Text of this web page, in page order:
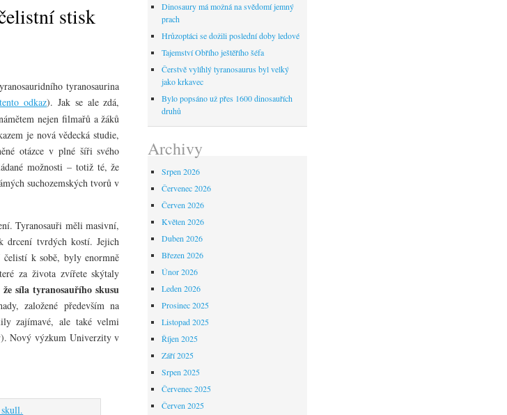
stisk
tyranosaurina
tento odkaz). Jak se ale zdá,
nejen filmařů a žáků
je nová vědecká studie,
otázce v plné šíři svého
možnosti – totiž té, že
suchozemských tvorů v
Tyranosauři měli masivní,
drcení tvrdých kostí. Jejich
čelistí k sobě, byly enormně
za života zvířete skýtaly
že síla tyranosauřího skusu
založené především na
zajímavé, ale také velmi
Nový výzkum Univerzity v
Dinosaury má možná na svědomí jemný
prach
Hrůzoptáci se dožili poslední doby ledové
Tajemství Obřího ještěřího šéfa
Čerstvě vylíhlý tyranosaurus byl velký
jako krkavec
Bylo popsáno už přes 1600 dinosauřích
druhů
Archivy
Srpen 2026
Červenec 2026
Červen 2026
Květen 2026
Duben 2026
Březen 2026
Únor 2026
Leden 2026
Prosinec 2025
Listopad 2025
Říjen 2025
Září 2025
Srpen 2025
Červenec 2025
Červen 2025